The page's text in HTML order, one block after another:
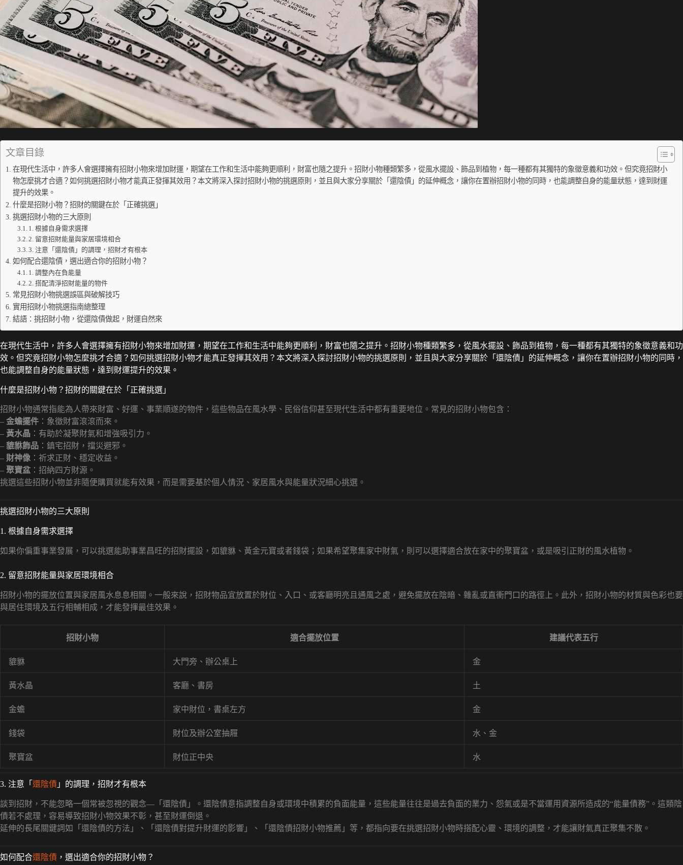
文章目錄
在現代生活中，許多人會選擇擁有招財小物來增加財運，期望在工作和生活中能夠更順利，財富也隨之提升。招財小物種類繁多，從風水擺設、飾品到植物，每一種都有其獨特的象徵意義和功效。但究竟招財小
物怎麼挑才合適？如何挑選招財小物才能真正發揮其效用？本文將深入探討招財小物的挑選原則，並且與大家分享關於「還陰債」的延伸概念，讓你在置辦招財小物的同時，也能調整自身的能量狀態，達到財運
提升的效果。
什麼是招財小物？招財的關鍵在於「正確挑選」
挑選招財小物的三大原則
1. 根據自身需求選擇
2. 留意招財能量與家居環境相合
3. 注意「還陰債」的調理，招財才有根本
如何配合還陰債，選出適合你的招財小物？
1. 調整內在負能量
2. 搭配清淨招財能量的物件
常見招財小物挑選誤區與破解技巧
實用招財小物挑選指南總整理
結語：挑招財小物，從還陰債做起，財運自然來
在現代生活中，許多人會選擇擁有招財小物來增加財運，期望在工作和生活中能夠更順利，財富也隨之提升。招財小物種類繁多，從風水擺設、飾品到植物，每一種都有其獨特的象徵意義和功
效。但究竟招財小物怎麼挑才合適？如何挑選招財小物才能真正發揮其效用？本文將深入探討招財小物的挑選原則，並且與大家分享關於「還陰債」的延伸概念，讓你在置辦招財小物的同時，
也能調整自身的能量狀態，達到財運提升的效果。
什麼是招財小物？招財的關鍵在於「正確挑選」
招財小物通常指能為人帶來財富、好運、事業順遂的物件，這些物品在風水學、民俗信仰甚至現代生活中都有重要地位。常見的招財小物包含：
– 金蟾擺件 ：象徵財富滾滾而來。
– 黃水晶 ：有助於凝聚財氣和增強吸引力。
– 貔貅飾品 ：鎮宅招財，擋災避邪。
– 財神像 ：祈求正財、穩定收益。
– 聚寶盆 ：招納四方財源。
挑選這些招財小物並非隨便購買就能有效果，而是需要基於個人情況、家居風水與能量狀況細心挑選。
挑選招財小物的三大原則
1. 根據自身需求選擇
如果你偏重事業發展，可以挑選能助事業昌旺的招財擺設，如貔貅、黃金元寶或者錢袋；如果希望聚集家中財氣，則可以選擇適合放在家中的聚寶盆，或是吸引正財的風水植物。
2. 留意招財能量與家居環境相合
招財小物的擺放位置與家居風水息息相關。一般來說，招財物品宜放置於財位、入口、或客廳明亮且通風之處，避免擺放在陰暗、雜亂或直衝門口的路徑上。此外，招財小物的材質與色彩也要
與居住環境及五行相輔相成，才能發揮最佳效果。
招財小物 適合擺放位置 建議代表五行
貔貅 大門旁、辦公桌上 金
黃水晶 客廳、書房 土
金蟾 家中財位，書桌左方 金
錢袋 財位及辦公室抽屜 水、金
聚寶盆 財位正中央 水
3. 注意「 還陰債 」的調理，招財才有根本
談到招財，不能忽略一個常被忽視的觀念—「還陰債」。還陰債意指調整自身或環境中積累的負面能量，這些能量往往是過去負面的業力、怨氣或是不當運用資源所造成的“能量債務”。這類陰
債若不處理，容易導致招財小物效果不彰，甚至財運倒退。
延伸的長尾關鍵詞如「還陰債的方法」、「還陰債對提升財運的影響」、「還陰債招財小物推薦」等，都指向要在挑選招財小物時搭配心靈、環境的調整，才能讓財氣真正聚集不散。
如何配合還陰債 ，選出適合你的招財小物？